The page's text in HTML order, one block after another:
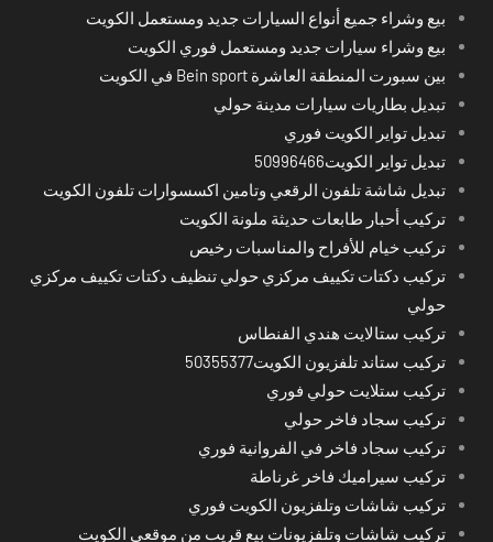
بيع وشراء جميع أنواع السيارات جديد ومستعمل الكويت
بيع وشراء سيارات جديد ومستعمل فوري الكويت
بين سبورت المنطقة العاشرة Bein sport في الكويت
تبديل بطاريات سيارات مدينة حولي
تبديل تواير الكويت فوري
تبديل تواير الكويت50996466
تبديل شاشة تلفون الرقعي وتامين اكسسوارات تلفون الكويت
تركيب أحبار طابعات حديثة ملونة الكويت
تركيب خيام للأفراح والمناسبات رخيص
تركيب دكتات تكييف مركزي حولي تنظيف دكتات تكييف مركزي
حولي
تركيب ستالايت هندي الفنطاس
تركيب ستاند تلفزيون الكويت50355377
تركيب ستلايت حولي فوري
تركيب سجاد فاخر حولي
تركيب سجاد فاخر في الفروانية فوري
تركيب سيراميك فاخر غرناطة
تركيب شاشات وتلفزيون الكويت فوري
تركيب شاشات وتلفزيونات بيع قريب من موقعي الكويت